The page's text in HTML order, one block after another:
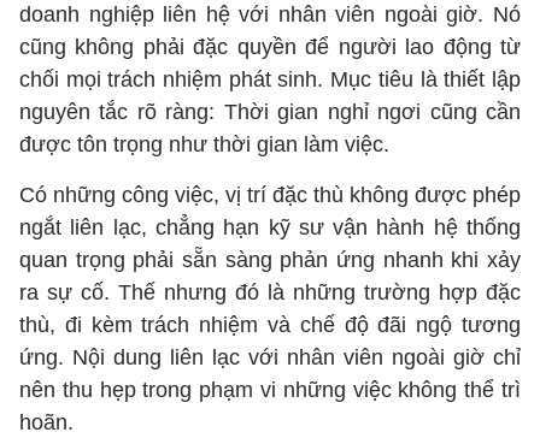
doanh nghiệp liên hệ với nhân viên ngoài giờ. Nó
cũng không phải đặc quyền để người lao động từ
chối mọi trách nhiệm phát sinh. Mục tiêu là thiết lập
nguyên tắc rõ ràng: Thời gian nghỉ ngơi cũng cần
được tôn trọng như thời gian làm việc.
Có những công việc, vị trí đặc thù không được phép
ngắt liên lạc, chẳng hạn kỹ sư vận hành hệ thống
quan trọng phải sẵn sàng phản ứng nhanh khi xảy
ra sự cố. Thế nhưng đó là những trường hợp đặc
thù, đi kèm trách nhiệm và chế độ đãi ngộ tương
ứng. Nội dung liên lạc với nhân viên ngoài giờ chỉ
nên thu hẹp trong phạm vi những việc không thể trì
hoãn.